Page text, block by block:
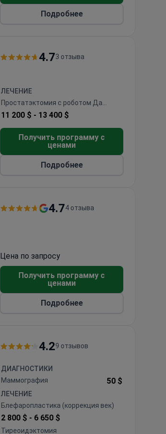
Подробнее
4.73 отзыва
ЛЕЧЕНИЕ
Простатэктомия с роботом Да
Винчи
11 200 $ - 13 400 $
Получить программу с
ценами
Подробнее
4.74 отзыва
Цена по запросу
Получить программу с
ценами
Подробнее
4.29 отзывов
ДИАГНОСТИКИ
Маммография
50 $
ЛЕЧЕНИЕ
Блефаропластика (коррекция век)
2 800 $ - 6 650 $
Тиреоидэктомия